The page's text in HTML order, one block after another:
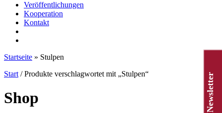
Veröffentlichungen
Kooperation
Kontakt
Startseite » Stulpen
Start / Produkte verschlagwortet mit „Stulpen“
Shop Newsletter